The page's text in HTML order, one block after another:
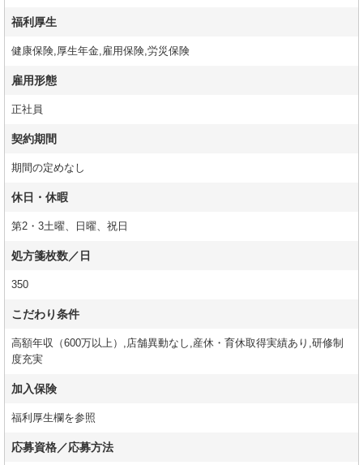
福利厚生
健康保険,厚生年金,雇用保険,労災保険
雇用形態
正社員
契約期間
期間の定めなし
休日・休暇
第2・3土曜、日曜、祝日
処方箋枚数／日
350
こだわり条件
高額年収（600万以上）,店舗異動なし,産休・育休取得実績あり,研修制
度充実
加入保険
福利厚生欄を参照
応募資格／応募方法